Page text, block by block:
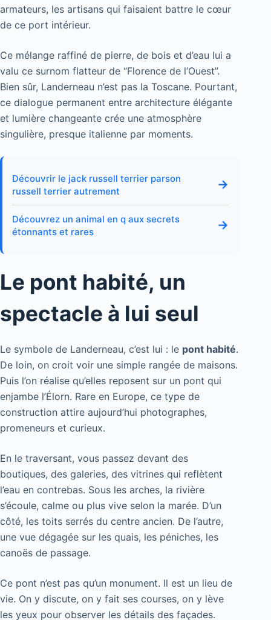
armateurs, les artisans qui faisaient battre le cœur
de ce port intérieur.
Ce mélange raffiné de pierre, de bois et d’eau lui a
valu ce surnom flatteur de “Florence de l’Ouest”.
Bien sûr, Landerneau n’est pas la Toscane. Pourtant,
ce dialogue permanent entre architecture élégante
et lumière changeante crée une atmosphère
singulière, presque italienne par moments.
Découvrir le jack russell terrier parson
russell terrier autrement
→
Découvrez un animal en q aux secrets
étonnants et rares
→
Le pont habité, un
spectacle à lui seul
Le symbole de Landerneau, c’est lui : le pont habité.
De loin, on croit voir une simple rangée de maisons.
Puis l’on réalise qu’elles reposent sur un pont qui
enjambe l’Élorn. Rare en Europe, ce type de
construction attire aujourd’hui photographes,
promeneurs et curieux.
En le traversant, vous passez devant des
boutiques, des galeries, des vitrines qui reflètent
l’eau en contrebas. Sous les arches, la rivière
s’écoule, calme ou plus vive selon la marée. D’un
côté, les toits serrés du centre ancien. De l’autre,
une vue dégagée sur les quais, les péniches, les
canoës de passage.
Ce pont n’est pas qu’un monument. Il est un lieu de
vie. On y discute, on y fait ses courses, on y lève
les yeux pour observer les détails des façades.